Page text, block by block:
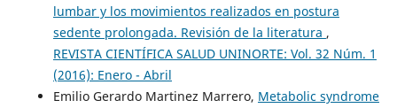
lumbar y los movimientos realizados en postura
sedente prolongada. Revisión de la literatura ,
REVISTA CIENTÍFICA SALUD UNINORTE: Vol. 32 Núm. 1
(2016): Enero - Abril
Emilio Gerardo Martinez Marrero, Metabolic syndrome